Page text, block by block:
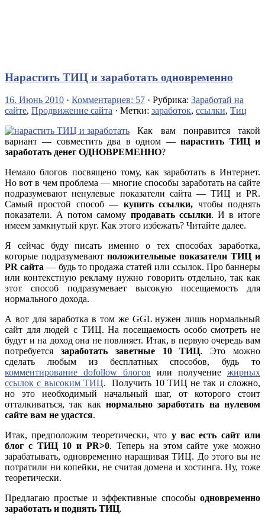
Нарастить ТИЦ и заработать одновременно
16. Июнь 2010 · Комментариев: 57 · Рубрика: Заработай на
сайте, Продвижение сайта · Метки: заработок, ссылки, Тиц
Как вам понравится такой
вариант — совместить два в одном —нарастить ТИЦ и
заработать денег ОДНОВРЕМЕННО?
Немало блогов посвящено тому, как заработать в Интернет.
Но вот в чем проблема — многие способы заработать на сайте
подразумевают ненулевые показатели сайта — ТИЦ и PR.
Самый простой способ — купить ссылки, чтобы поднять
показатели. А потом самому продавать ссылки. И в итоге
имеем замкнутый круг. Как этого избежать? Читайте далее.
Я сейчас буду писать именно о тех способах заработка,
которые подразумевают положительные показатели ТИЦ и
PR сайта — будь то продажа статей или ссылок. Про баннеры
или контекстную рекламу нужно говорить отдельно, так как
этот способ подразумевает высокую посещаемость для
нормального дохода.
А вот для заработка в том же GGL нужен лишь нормальный
сайт для людей с ТИЦ. На посещаемость особо смотреть не
будут и на доход она не повлияет. Итак, в первую очередь вам
потребуется заработать заветные 10 ТИЦ. Это можно
сделать любым из бесплатных способов, будь то
комментирование dofollow блогов или получение жирных
ссылок с высоким ТИЦ. Получить 10 ТИЦ не так и сложно,
но это необходимый начальный шаг, от которого стоит
отталкиваться, так как нормально заработать на нулевом
сайте вам не удастся.
Итак, предположим теоретически, что у вас есть сайт или
блог с ТИЦ 10 и PR>0. Теперь на этом сайте уже можно
зарабатывать, одновременно наращивая ТИЦ. До этого вы не
потратили ни копейки, не считая домена и хостинга. Ну, тоже
теоретически.
Предлагаю простые и эффективные способы одновременно
заработать и поднять ТИЦ.